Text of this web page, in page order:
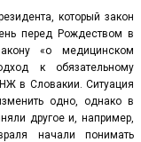
который закон
перед Рождеством в
«о медицинском
к обязательному
в Словакии. Ситуация
одно, однако в
другое и, например,
начали понимать